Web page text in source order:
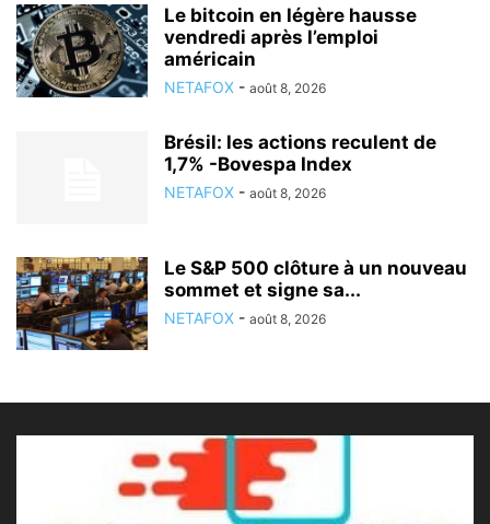
Le bitcoin en légère hausse
vendredi après l’emploi
américain
NETAFOX - août 8, 2026
Brésil: les actions reculent de
1,7% -Bovespa Index
NETAFOX - août 8, 2026
Le S&P 500 clôture à un nouveau
sommet et signe sa...
NETAFOX - août 8, 2026